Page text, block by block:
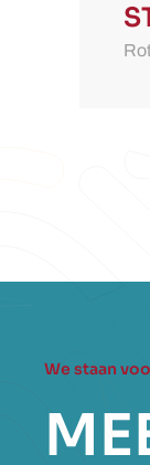
We staan